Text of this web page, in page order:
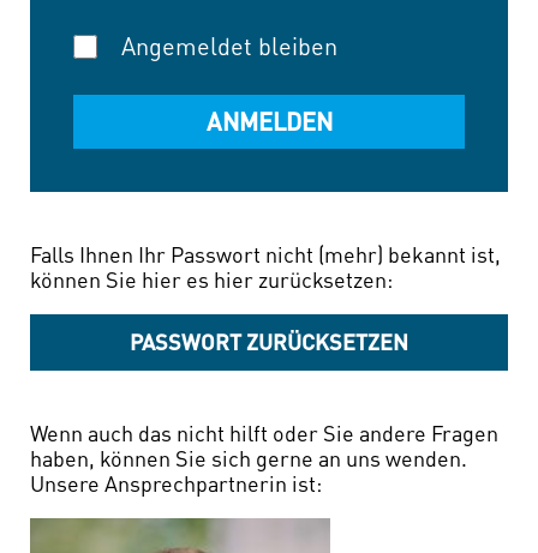
Angemeldet bleiben
Falls Ihnen Ihr Passwort nicht (mehr) bekannt ist,
können Sie hier es hier zurücksetzen:
PASSWORT ZURÜCKSETZEN
Wenn auch das nicht hilft oder Sie andere Fragen
haben, können Sie sich gerne an uns wenden.
Unsere Ansprechpartnerin ist: